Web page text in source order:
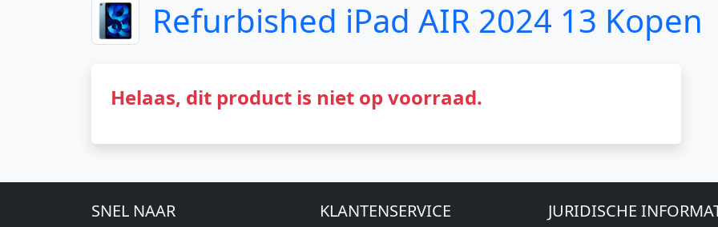
Refurbished iPad AIR 2024 13 Kopen
Helaas, dit product is niet op voorraad.
SNEL NAAR KLANTENSERVICE JURIDISCHE